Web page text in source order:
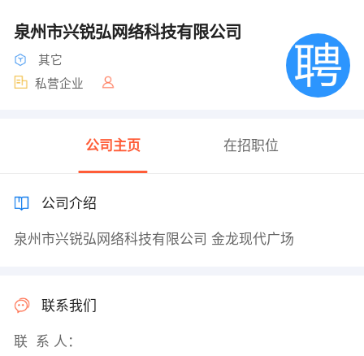
泉州市兴锐弘网络科技有限公司
其它
私营企业
公司主页 在招职位
公司介绍
泉州市兴锐弘网络科技有限公司 金龙现代广场
联系我们
联 系 人：